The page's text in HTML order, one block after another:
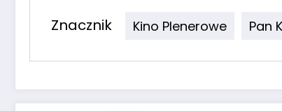
Znacznik Kino Plenerowe Pan